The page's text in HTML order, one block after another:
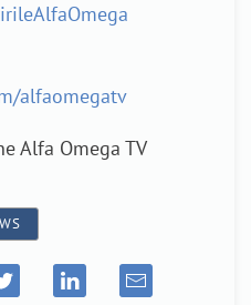
alfaomegatv
Alfa Omega TV